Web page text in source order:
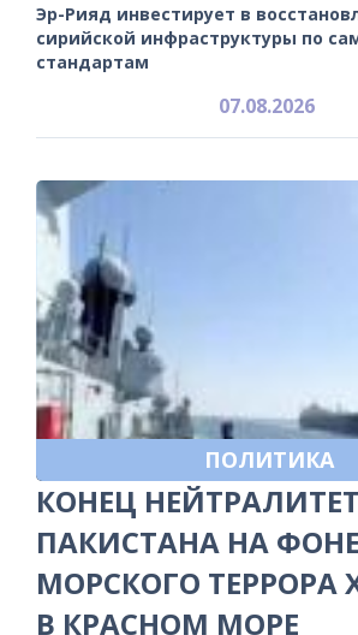
Эр-Рияд инвестирует в
сирийской инфраструктуры по
стандартам
07.08.2026
ПОЛИТИКА
КОНЕЦ
ПАКИСТАНА НА ФОНЕ
МОРСКОГО ТЕРРОРА
В КРАСНОМ МОРЕ